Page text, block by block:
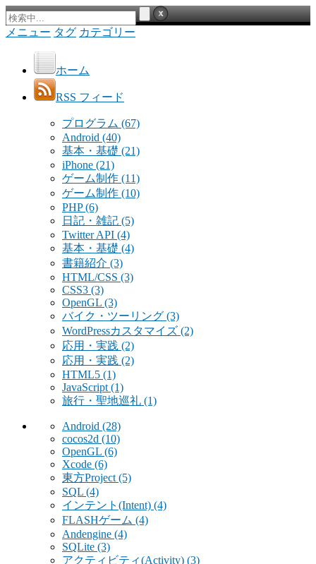
メニュー タグ カテゴリー
ホーム
RSS フィード
プログラム (67)
Android (40)
基本・基礎 (21)
iPhone (21)
ゲーム制作 (11)
ゲーム制作 (10)
PHP(6)
日記・雑記 (5)
Twitter API (4)
基本・基礎 (4)
書籍紹介 (3)
HTML/CSS (3)
CSS3 (3)
OpenGL (3)
バイク・ツーリング (3)
WordPressカスタマイズ (2)
応用・実践 (2)
応用・実践 (2)
HTML5 (1)
JavaScript (1)
旅行・聖地巡礼 (1)
Android (28)
cocos2d (10)
OpenGL (6)
Xcode (6)
東方Project (5)
SQL (4)
インテント(Intent) (4)
FLASHゲーム (4)
Andengine (4)
SQLite (3)
アクティビティ(Activity) (3)